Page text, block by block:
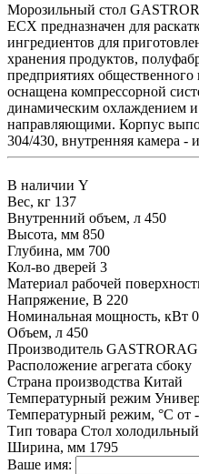
Морозильный стол
ECX предназначен для
ингредиентов для
хранения продуктов,
предприятиях
оснащена компрессорной
динамическим охлаждением
направляющими. Корпус
304/430, внутренняя камера -
В наличии Y
Вес, кг 137
Внутренний объем, л 450
Высота, мм 850
Глубина, мм 700
Кол-во дверей 3
Материал рабочей
Напряжение, В 220
Номинальная мощность, кВт
Объем, л 450
Производитель GASTRORAG
Расположение агрегата сбоку
Страна производства Китай
Температурный режим
Температурный режим, °С от
Тип товара Стол холодильный
Ширина, мм 1795
Ваше имя: